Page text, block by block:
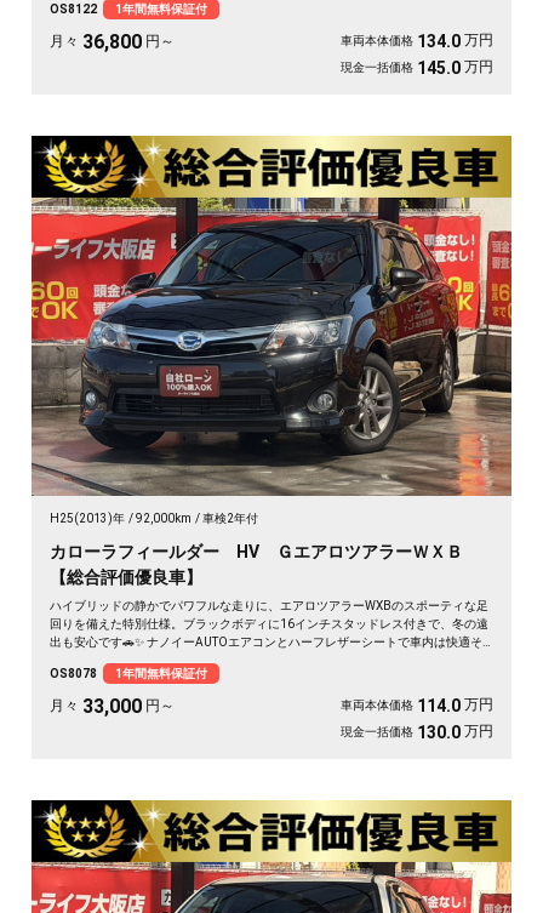
コーダー付きで万が一の時も映像で安心。走りに彩りを添える一台です《1年保
証付》🚗✨💚💺😎
OS8122 1年間無料保証付
月々 36,800 円～ 車両本体価格 134.0 万円
現金一括価格 145.0 万円
H25(2013)年 92,000km 車検2年付
カローラフィールダー HV ＧエアロツアラーＷＸＢ
【総合評価優良車】
ハイブリッドの静かでパワフルな走りに、エアロツアラーWXBのスポーティな足
回りを備えた特別仕様。ブラックボディに16インチスタッドレス付きで、冬の遠
出も安心です🚗✨ ナノイーAUTOエアコンとハーフレザーシートで車内は快適そ
週末のドライブも通勤も、燃費を気にせず走り出せる一台💫《1年保証付》👍
OS8078 1年間無料保証付
月々 33,000 円～ 車両本体価格 114.0 万円
現金一括価格 130.0 万円